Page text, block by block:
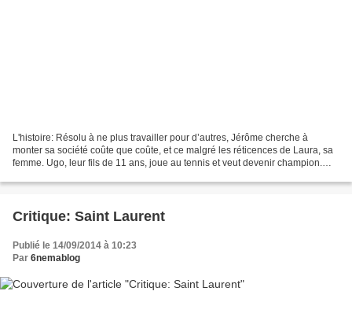
L'histoire: Résolu à ne plus travailler pour d’autres, Jérôme cherche à
monter sa société coûte que coûte, et ce malgré les réticences de Laura, sa
femme. Ugo, leur fils de 11 ans, joue au tennis et veut devenir champion.
Critique: Saint Laurent
Publié le 14/09/2014 à 10:23
Par 6nemablog